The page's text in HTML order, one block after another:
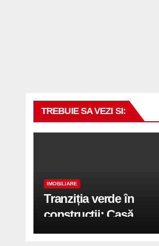
TREBUIE SA VEZI SI:
IMOBILIARE
Tranziția verde în
construcții: Casă
modernă cu structură